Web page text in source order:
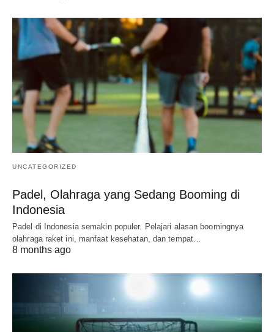
UNCATEGORIZED
Padel, Olahraga yang Sedang Booming di
Indonesia
Padel di Indonesia semakin populer. Pelajari alasan boomingnya
olahraga raket ini, manfaat kesehatan, dan tempat…
8 months ago